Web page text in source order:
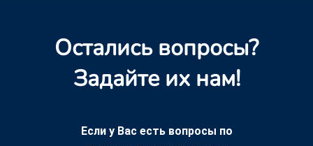
Остались вопросы?
Задайте их нам!
Если у Вас есть вопросы по